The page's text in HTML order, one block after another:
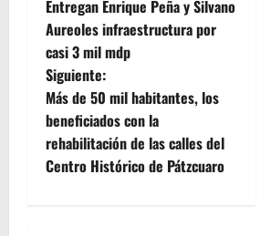
a
v
e
g
a
Entregan Enrique Peña y Silvano
Aureoles infraestructura por
casi 3 mil mdp
Siguiente:
Más de 50 mil habitantes, los
beneficiados con la
rehabilitación de las calles del
Centro Histórico de Pátzcuaro